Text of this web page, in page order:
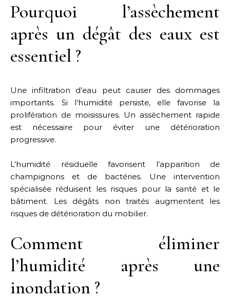
Pourquoi l’assèchement
après un dégât des eaux est
essentiel ?
Une infiltration d’eau peut causer des dommages
importants. Si l’humidité persiste, elle favorise la
prolifération de moisissures. Un assèchement rapide
est nécessaire pour éviter une détérioration
progressive.
L’humidité résiduelle favorisent l’apparition de
champignons et de bactéries. Une intervention
spécialisée réduisent les risques pour la santé et le
bâtiment. Les dégâts non traités augmentent les
risques de détérioration du mobilier.
Comment éliminer
l’humidité après une
inondation ?